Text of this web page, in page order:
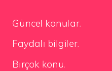
Güncel konular.
Faydalı bilgiler.
Birçok konu.